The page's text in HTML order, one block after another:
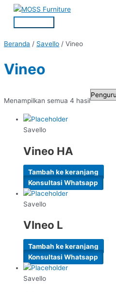
Lewati
konten
Utama
Beranda / Savello / Vineo
Vineo
Menampilkan semua 4 hasil
Savello
Vineo HA
Tambah ke keranjang
Konsultasi Whatsapp
Savello
VIneo L
Tambah ke keranjang
Konsultasi Whatsapp
Savello